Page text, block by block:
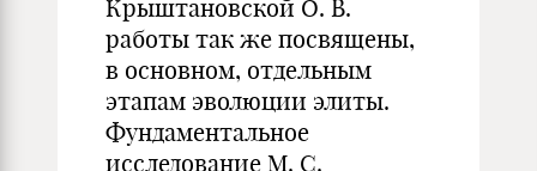
Крыштановской О. В.
работы так же посвящены,
в основном, отдельным
этапам эволюции элиты.
Фундаментальное
исследование М. С.